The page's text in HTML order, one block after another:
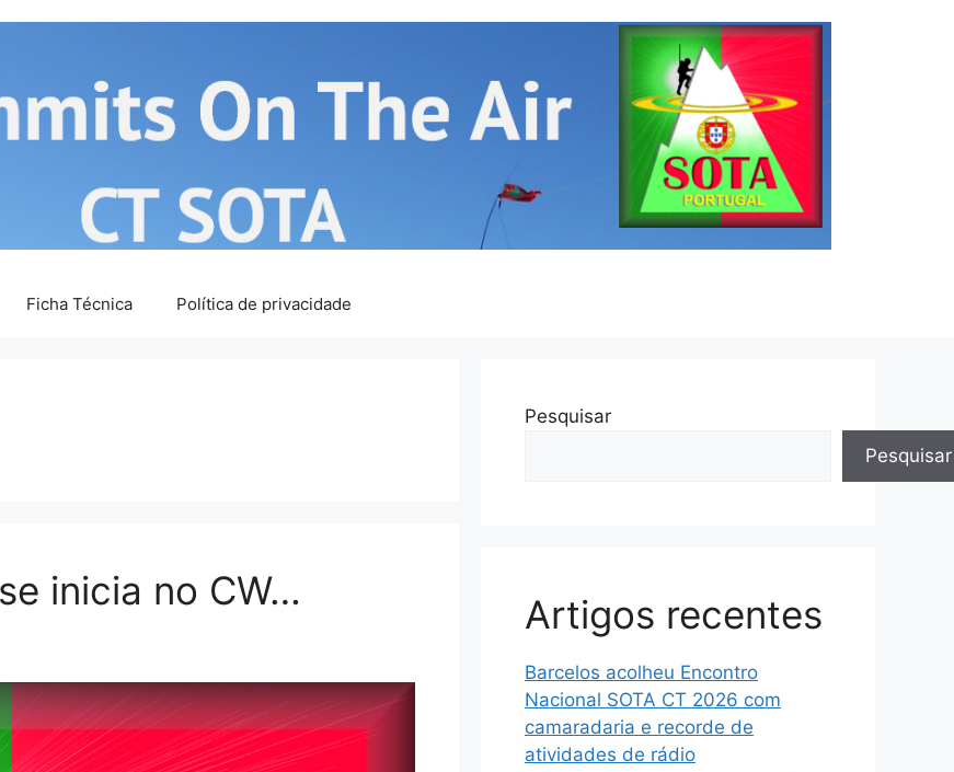
Ficha Técnica Política de privacidade
inicia no CW…
Pesquisar
Pesquisar
Artigos recentes
Barcelos acolheu Encontro
Nacional SOTA CT 2026 com
camaradaria e recorde de
atividades de rádio